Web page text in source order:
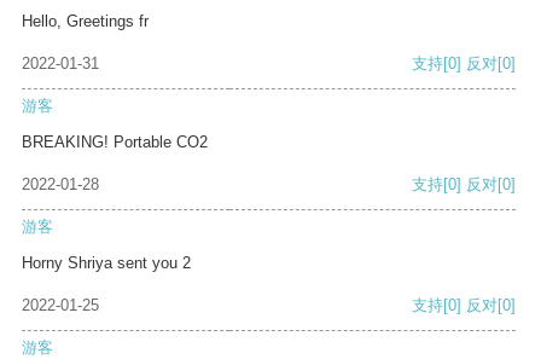
Hello, Greetings fr
2022-01-31 支持[0] 反对[0]
游客
BREAKING! Portable CO2
2022-01-28 支持[0] 反对[0]
游客
Horny Shriya sent you 2
2022-01-25 支持[0] 反对[0]
游客